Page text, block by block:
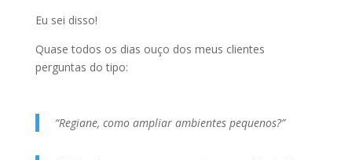
Eu sei disso!
Quase todos os dias ouço dos meus clientes
perguntas do tipo:
“Regiane, como ampliar ambientes pequenos?”